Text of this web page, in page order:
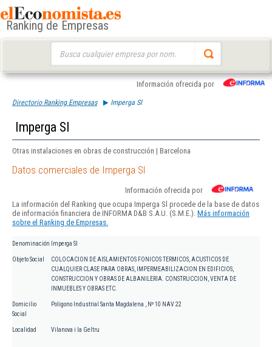
Ranking de Empresas
Información ofrecida por
Directorio Ranking Empresas Imperga Sl
Imperga Sl
Otras instalaciones en obras de construcción | Barcelona
Datos comerciales de Imperga Sl
Información ofrecida por
La información del Ranking que ocupa Imperga Sl procede de la base de datos
de información financiera de INFORMA D&B S.A.U. (S.M.E.). Más información
sobre el Ranking de Empresas.
Denominación Imperga Sl
Objeto Social
COLOCACION DE AISLAMIENTOS FONICOS TERMICOS, ACUSTICOS DE
CUALQUIER CLASE PARA OBRAS, IMPERMEABILIZACION EN EDIFICIOS,
CONSTRUCCION Y OBRAS DE ALBANILERIA. CONSTRUCCION, VENTA DE
INMUEBLES Y OBRAS ETC.
Domicilio
Social
Poligono Industrial Santa Magdalena , Nº 10 NAV 22
Localidad Vilanova i la Geltru